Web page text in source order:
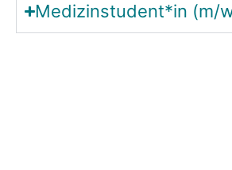
Medizinstudent*in (m/